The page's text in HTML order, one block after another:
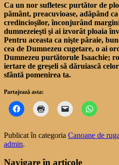
Ca un nor sufletesc purtător de
pământ, preacuvioase, adăpând
credincioşilor, înconjurând
dumnezeieşti şi ai izvorât ploaia
Pentru aceasta ca nişte pâraie,
cea de Dumnezeu cugetare, o ai
Dumnezeu purtătorule Isaachie;
iertare de greşeli să dăruiască
sfântă pomenirea ta.
Partajează asta:
Publicat în categoria Canoane de
admin.
Navigare în articole